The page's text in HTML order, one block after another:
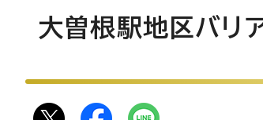
大曽根駅地区バリ